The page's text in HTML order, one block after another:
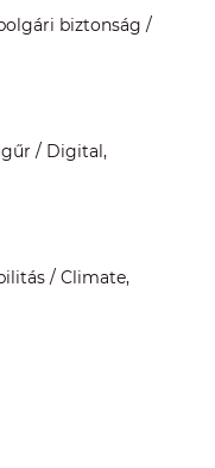
biztonság /
/ Digital,
/ Climate,